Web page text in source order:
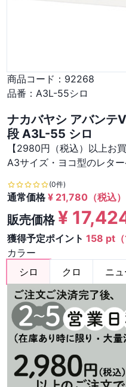
商品コード： 92268
品番： A3L-55シロ
ナカバヤシ アバンテ
段 A3L-55 シロ
【2980円（税込）以上お
A3サイズ・ヨコ型のレター
(0件)
通常価格¥ 21,780 （税込）
販売価格¥
獲得予定ポイント 158 pt（
カラー
シロ
クロ ニ